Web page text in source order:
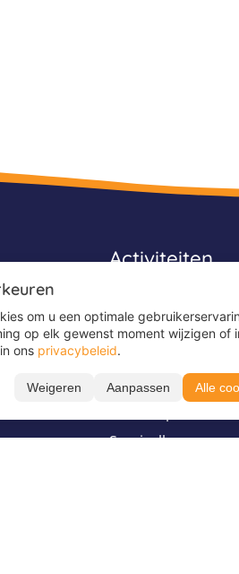
Activiteiten
Game kampen
Ponykampen
Sportkampen
Survivalkampen
om u een optimale
op elk gewenst moment wijzigen of
ons privacybeleid.
Weigeren Aanpassen Alle